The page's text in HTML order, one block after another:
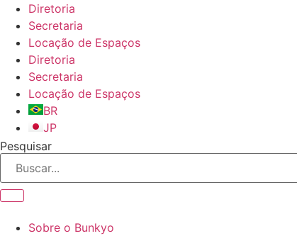
para
conteúdo
Diretoria
Secretaria
Locação de Espaços
Diretoria
Secretaria
Locação de Espaços
BR
JP
Pesquisar
Sobre o Bunkyo